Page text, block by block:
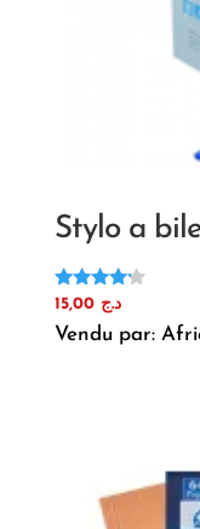
Stylo a
Note
sur 5
د.ج 15,00
Vendu par: